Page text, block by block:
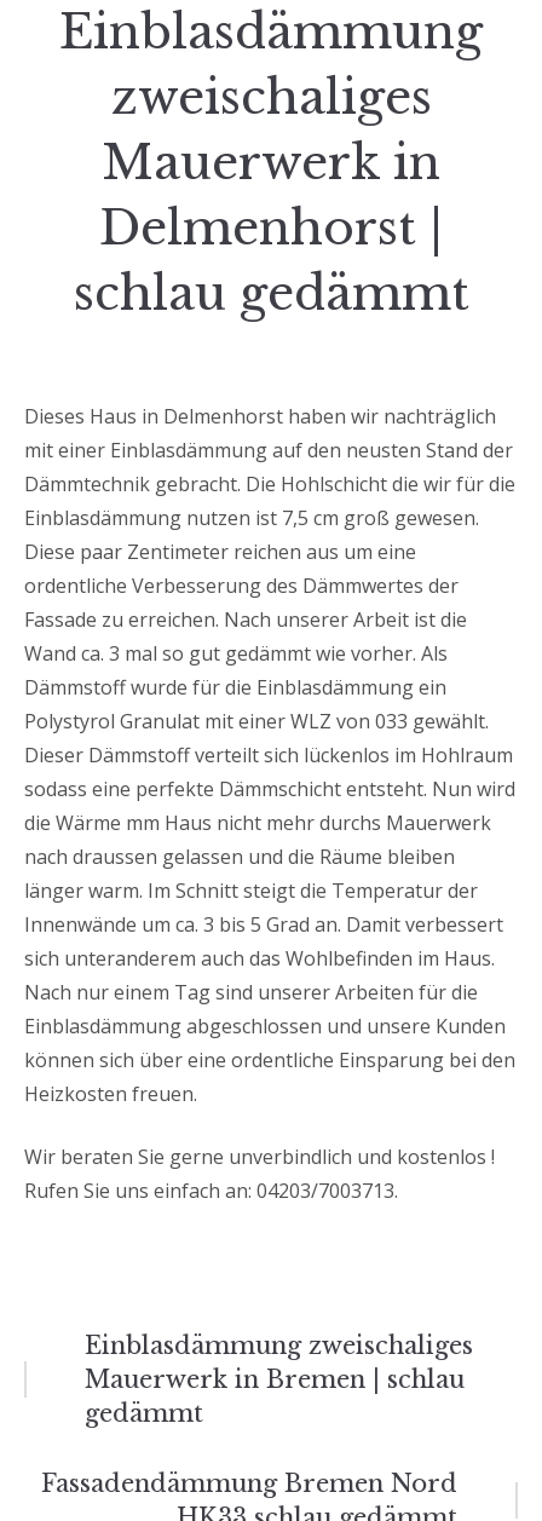
Einblasdämmung
zweischaliges
Mauerwerk in
Delmenhorst |
schlau gedämmt
Dieses Haus in Delmenhorst haben wir nachträglich
mit einer Einblasdämmung auf den neusten Stand der
Dämmtechnik gebracht. Die Hohlschicht die wir für die
Einblasdämmung nutzen ist 7,5 cm groß gewesen.
Diese paar Zentimeter reichen aus um eine
ordentliche Verbesserung des Dämmwertes der
Fassade zu erreichen. Nach unserer Arbeit ist die
Wand ca. 3 mal so gut gedämmt wie vorher. Als
Dämmstoff wurde für die Einblasdämmung ein
Polystyrol Granulat mit einer WLZ von 033 gewählt.
Dieser Dämmstoff verteilt sich lückenlos im Hohlraum
sodass eine perfekte Dämmschicht entsteht. Nun wird
die Wärme mm Haus nicht mehr durchs Mauerwerk
nach draussen gelassen und die Räume bleiben
länger warm. Im Schnitt steigt die Temperatur der
Innenwände um ca. 3 bis 5 Grad an. Damit verbessert
sich unteranderem auch das Wohlbefinden im Haus.
Nach nur einem Tag sind unserer Arbeiten für die
Einblasdämmung abgeschlossen und unsere Kunden
können sich über eine ordentliche Einsparung bei den
Heizkosten freuen.
Wir beraten Sie gerne unverbindlich und kostenlos !
Rufen Sie uns einfach an: 04203/7003713.
Beitrags-
Navigation
Einblasdämmung zweischaliges
Mauerwerk in Bremen | schlau
gedämmt
Fassadendämmung Bremen Nord